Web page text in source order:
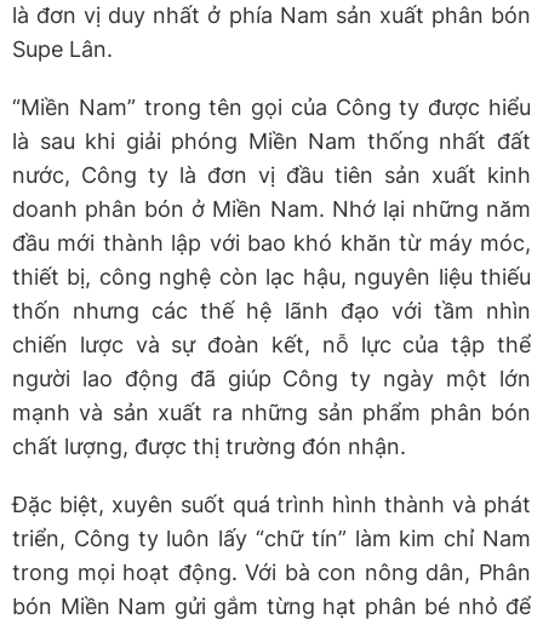
là đơn vị duy nhất ở phía Nam sản xuất phân bón
Supe Lân.
“Miền Nam” trong tên gọi của Công ty được hiểu
là sau khi giải phóng Miền Nam thống nhất đất
nước, Công ty là đơn vị đầu tiên sản xuất kinh
doanh phân bón ở Miền Nam. Nhớ lại những năm
đầu mới thành lập với bao khó khăn từ máy móc,
thiết bị, công nghệ còn lạc hậu, nguyên liệu thiếu
thốn nhưng các thế hệ lãnh đạo với tầm nhìn
chiến lược và sự đoàn kết, nỗ lực của tập thể
người lao động đã giúp Công ty ngày một lớn
mạnh và sản xuất ra những sản phẩm phân bón
chất lượng, được thị trường đón nhận.
Đặc biệt, xuyên suốt quá trình hình thành và phát
triển, Công ty luôn lấy “chữ tín” làm kim chỉ Nam
trong mọi hoạt động. Với bà con nông dân, Phân
bón Miền Nam gửi gắm từng hạt phân bé nhỏ để